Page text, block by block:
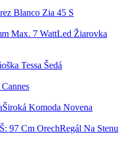
Blanco Zia 45 S
Led Žiarovka
Tessa Šedá
Široká Komoda Novena
Regál Na Stenu